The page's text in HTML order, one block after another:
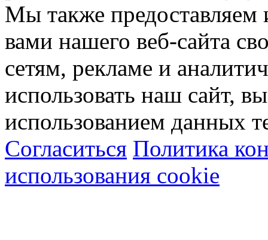
Мы также
вами нашего веб-сайта
сетям, рекламе и
использовать наш сайт,
использованием данных
Согласиться Политика
использования cookie